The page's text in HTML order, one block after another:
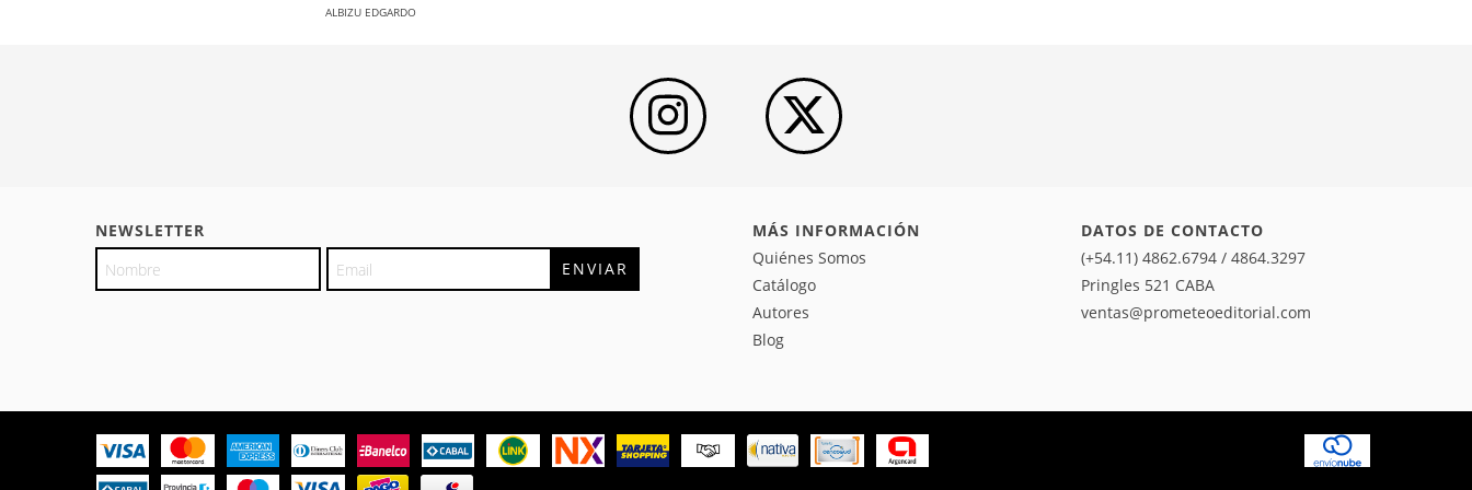
ALBIZU EDGARDO
NEWSLETTER
MÁS INFORMACIÓN
Quiénes Somos
Catálogo
Autores
Blog
DATOS DE CONTACTO
(+54.11) 4862.6794 / 4864.3297
Pringles 521 CABA
ventas@prometeoeditorial.com